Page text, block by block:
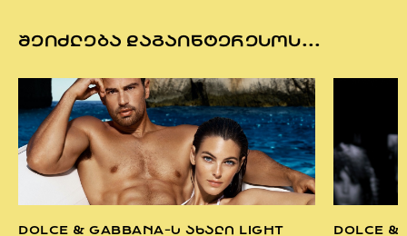
ᲨᲔᲘᲫᲚᲔᲑᲐ ᲓᲐᲒᲐᲘᲜᲢᲔᲠᲔᲡᲝᲡ...
DOLCE & GABBANA-Ს ᲐᲮᲐᲚᲘ LIGHT
DOLCE